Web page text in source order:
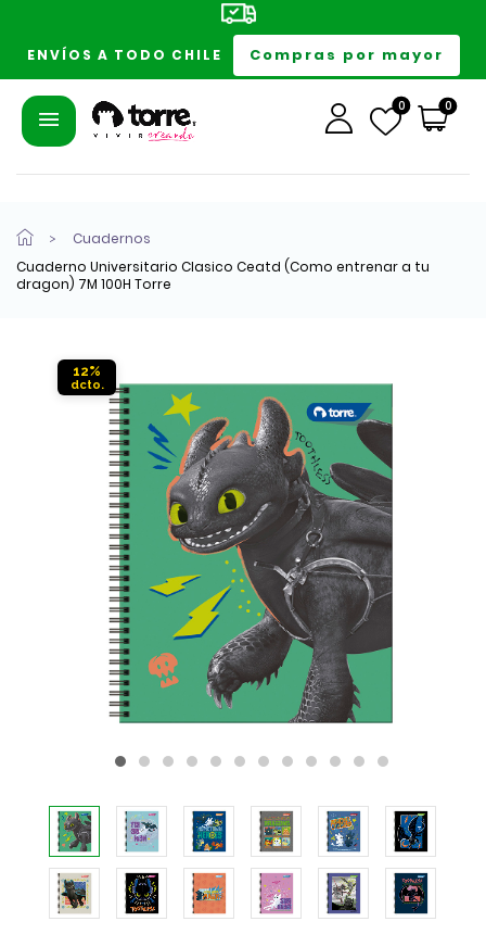
ENVÍOS A TODO CHILE Compras por mayor
0 0
Cuadernos
Cuaderno Universitario Clasico Ceatd (Como entrenar a tu
dragon) 7M 100H Torre
12%